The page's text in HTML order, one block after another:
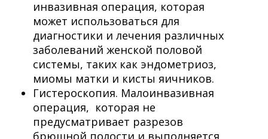
инвазивная операция, которая
может использоваться для
диагностики и лечения различных
заболеваний женской половой
системы, таких как эндометриоз,
миомы матки и кисты яичников.
Гистероскопия. Малоинвазивная
операция, которая не
предусматривает разрезов
брюшной полости и выполняется